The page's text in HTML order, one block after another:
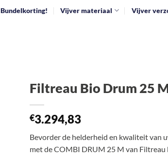
Bundelkorting! Vijver materiaal Vijver
Filtreau Bio Drum 25
€3.294,83
Bevorder de helderheid en kwaliteit van
met de COMBI DRUM 25 M van Filtreau